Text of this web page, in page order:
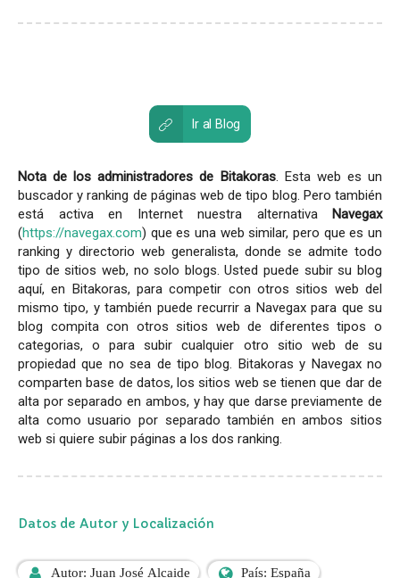
Ir al Blog
Nota de los administradores de Bitakoras. Esta web es un
buscador y ranking de páginas web de tipo blog. Pero también
está activa en Internet nuestra alternativa Navegax
(https://navegax.com) que es una web similar, pero que es un
ranking y directorio web generalista, donde se admite todo
tipo de sitios web, no solo blogs. Usted puede subir su blog
aquí, en Bitakoras, para competir con otros sitios web del
mismo tipo, y también puede recurrir a Navegax para que su
blog compita con otros sitios web de diferentes tipos o
categorias, o para subir cualquier otro sitio web de su
propiedad que no sea de tipo blog. Bitakoras y Navegax no
comparten base de datos, los sitios web se tienen que dar de
alta por separado en ambos, y hay que darse previamente de
alta como usuario por separado también en ambos sitios
web si quiere subir páginas a los dos ranking.
Datos de Autor y Localización
Autor: Juan José Alcaide País: España